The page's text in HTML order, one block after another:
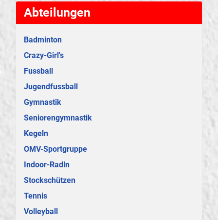
Abteilungen
Badminton
Crazy-Girl's
Fussball
Jugendfussball
Gymnastik
Seniorengymnastik
Kegeln
OMV-Sportgruppe
Indoor-Radln
Stockschützen
Tennis
Volleyball